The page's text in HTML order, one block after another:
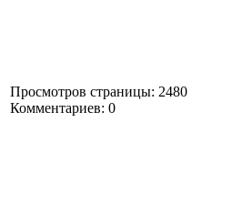
Просмотров страницы: 2480
Комментариев: 0